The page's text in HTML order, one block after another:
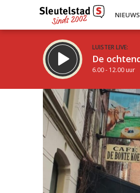
NIEUWS
LUISTER LIVE:
De
6.00 - 12.00 uur
Inklappen